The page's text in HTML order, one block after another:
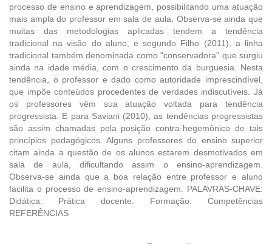
processo de ensino e aprendizagem, possibilitando uma atuação
mais ampla do professor em sala de aula. Observa-se ainda que
muitas das metodologias aplicadas tendem a tendência
tradicional na visão do aluno, e segundo Filho (2011), a linha
tradicional também denominada como "conservadora" que surgiu
ainda na idade média, com o crescimento da burguesia. Nesta
tendência, o professor e dado como autoridade imprescindível,
que impõe conteúdos procedentes de verdades indiscutíveis. Já
os professores vêm sua atuação voltada para tendência
progressista. E para Saviani (2010), as tendências progressistas
são assim chamadas pela posição contra-hegemônico de tais
princípios pe­dagógicos. Alguns professores do ensino superior
citam ainda a questão de os alunos estarem desmotivados em
sala de aula, dificultando assim o ensino-aprendizagem.
Observa-se ainda que a boa relação entre professor e aluno
facilita o processo de ensino-aprendizagem. PALAVRAS-CHAVE:
Didática. Prática docente. Formação. Competências
REFERÊNCIAS